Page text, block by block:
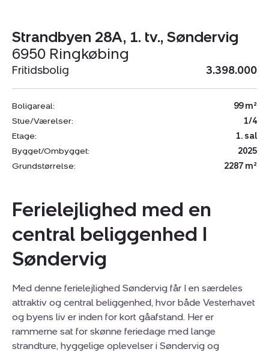
Strandbyen 28A, 1. tv., Søndervig
6950 Ringkøbing
Fritidsbolig 3.398.000
Boligareal:
99 m²
Stue/Værelser:
1/4
Etage:
1. sal
Bygget/Ombygget:
2025
Grundstørrelse:
2287 m²
Ferielejlighed med en
central beliggenhed I
Søndervig
Med denne ferielejlighed Søndervig får I en særdeles
attraktiv og central beliggenhed, hvor både Vesterhavet
og byens liv er inden for kort gåafstand. Her er
rammerne sat for skønne feriedage med lange
strandture, hyggelige oplevelser i Søndervig og